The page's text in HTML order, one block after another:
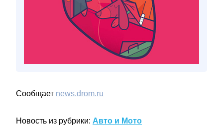
Сообщает news.drom.ru
Новость из рубрики: Авто и Мото